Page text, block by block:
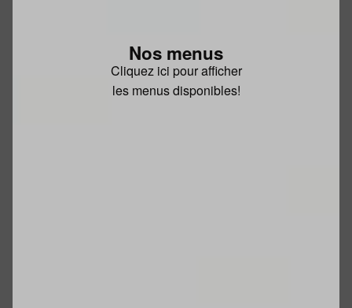
Nos menus
Cliquez ici pour afficher
les menus disponibles!